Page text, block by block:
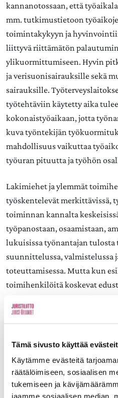
Tämä sivusto käyttää
Käytämme evästeitä
räätälöimiseen, sosiaalisen
tukemiseen ja
kannanotossaan, että
mm. tutkimustietoon
toimintakykyyn ja
liittyvä riittämätön
ylikuormittumiseen. Hyvin
ja verisuonisairauksille sekä
sairauksille.
työtehtäviin käytetty aika
kokonaistyöaikaan, jotta
kuva työntekijän
mahdollisuus vaikuttaa
työuran pituutta ja työhön
Lakimiehet ja ylemmät
työskentelevät merkittävissä,
toiminnan kannalta
työpanostaan, osaamistaan,
lukuisissa työnantajan
suunnittelussa, valmistelussa
toteuttamisessa. Mutta kun
toimihenkilöitä koskevat
kysymykset, katoaa ylempien
työnantajan näkökulmasta
joissa ylempiä toimihenkilöitä
henkilöstöryhmäksi.
näkemyksiä, tietoja, taitoja ei
tarvitakaan. Mihin häviää